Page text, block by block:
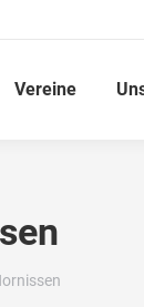
Vereine